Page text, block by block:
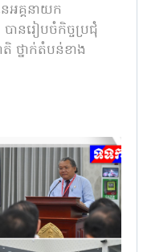
អគ្គនាយក
ានរៀបចំកិច្ចប្រជុំ
ថ្នាក់តំបន់ខាង